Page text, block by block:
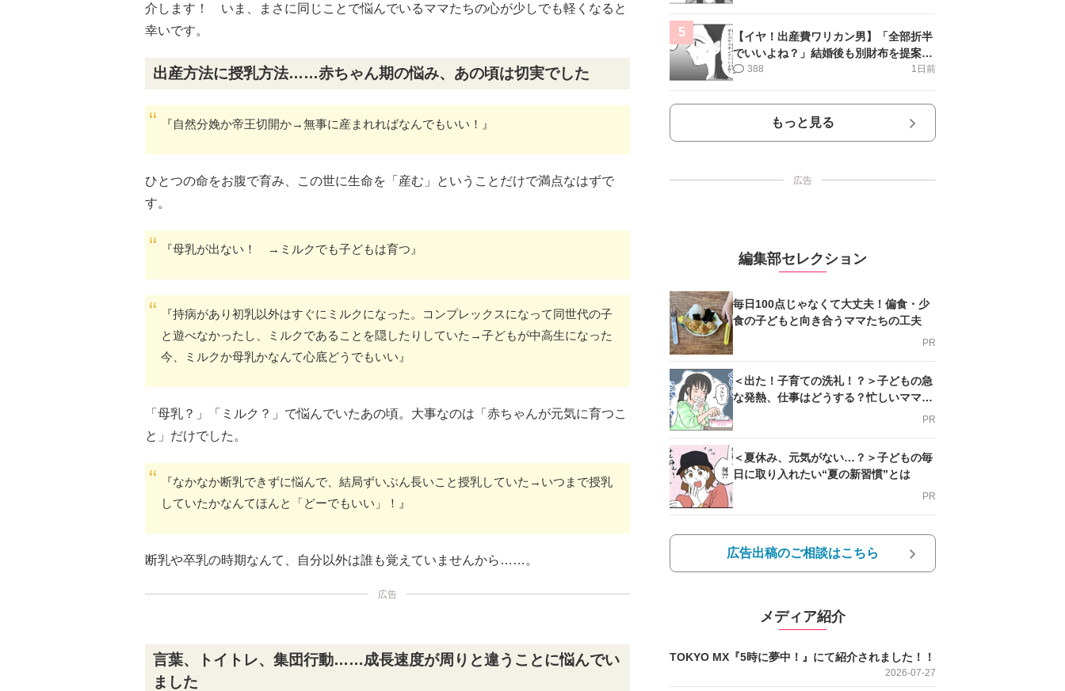
介します！ いま、まさに同じことで悩んでいるママたちの心が少しでも軽くなると
幸いです。
出産方法に授乳方法……赤ちゃん期の悩み、あの頃は切実でした
『自然分娩か帝王切開か→無事に産まれればなんでもいい！』
ひとつの命をお腹で育み、この世に生命を「産む」ということだけで満点なはずで
す。
『母乳が出ない！ →ミルクでも子どもは育つ』
『持病があり初乳以外はすぐにミルクになった。コンプレックスになって同世代の子
と遊べなかったし、ミルクであることを隠したりしていた→子どもが中高生になった
今、ミルクか母乳かなんて心底どうでもいい』
「母乳？」「ミルク？」で悩んでいたあの頃。大事なのは「赤ちゃんが元気に育つこ
と」だけでした。
『なかなか断乳できずに悩んで、結局ずいぶん長いこと授乳していた→いつまで授乳
していたかなんてほんと「どーでもいい」！』
断乳や卒乳の時期なんて、自分以外は誰も覚えていませんから……。
広告
言葉、トイトレ、集団行動……成長速度が周りと違うことに悩んでい
ました
5
【イヤ！出産費ワリカン男】「全部折半
でいいよね？」結婚後も別財布を提案＜
第10話＞#4コマ母道場
1日前
388
もっと見る
広告
編集部セレクション
毎日100点じゃなくて大丈夫！偏食・少
食の子どもと向き合うママたちの工夫
PR
＜出た！子育ての洗礼！？＞子どもの急
な発熱、仕事はどうする？忙しいママを
PR
＜夏休み、元気がない…？＞子どもの毎
日に取り入れたい“夏の新習慣”とは
PR
広告出稿のご相談はこちら
メディア紹介
TOKYO MX『5時に夢中！』にて紹介されました！！
2026-07-27